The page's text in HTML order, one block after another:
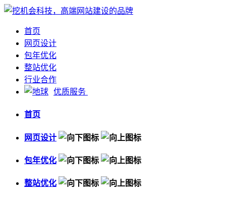
首页
网页设计
包年优化
整站优化
行业合作
优质服务
首页
网页设计
包年优化
整站优化